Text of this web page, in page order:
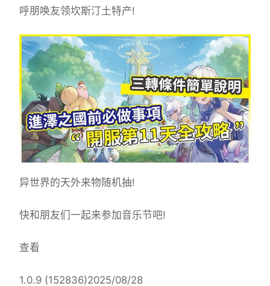
呼朋唤友领坎斯汀土特产!
异世界的天外来物随机抽!
快和朋友们一起来参加音乐节吧!
查看
1.0.9 (152836)2025/08/28